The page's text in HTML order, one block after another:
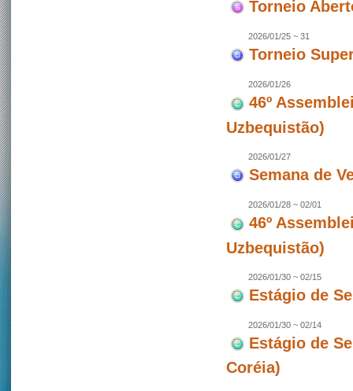
Torneio
2026/01/25 ~ 31
Torneio
2026/01/26
46º
Uzbequistão)
2026/01/27
Semana de
2026/01/28 ~ 02/01
46º
Uzbequistão)
2026/01/30 ~ 02/15
Estágio de
2026/01/30 ~ 02/14
Estágio de
Coréia)